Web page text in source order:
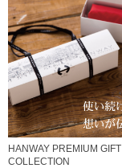
HANWAY PREMIUM GIFT
COLLECTION